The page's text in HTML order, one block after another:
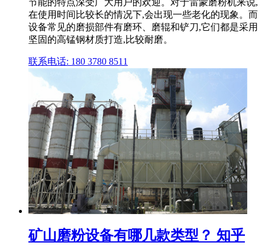
节能的特点深受广大用户的欢迎。对于雷蒙磨粉机来说,
在使用时间比较长的情况下,会出现一些老化的现象。而
设备常见的磨损部件有磨环、磨辊和铲刀,它们都是采用
坚固的高锰钢材质打造,比较耐磨。
联系电话: 180 3780 8511
矿山磨粉设备有哪几款类型？ 知乎